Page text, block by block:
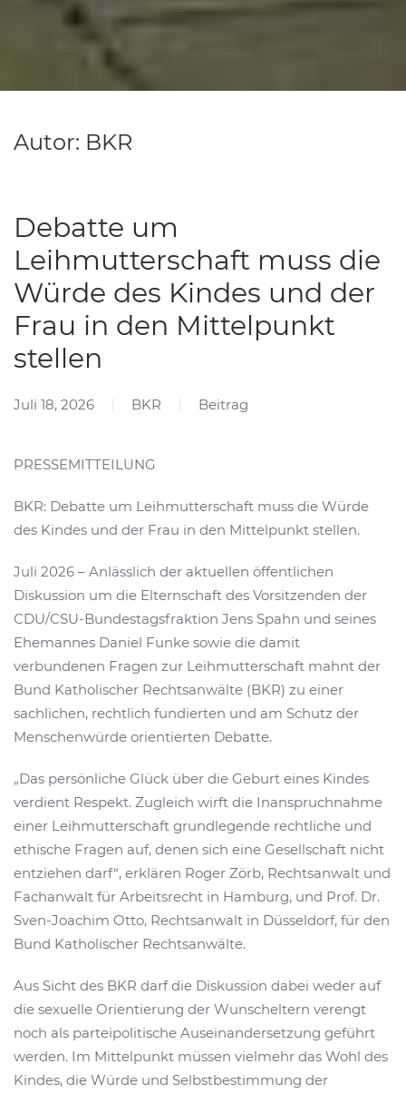
Autor: BKR
Debatte um
Leihmutterschaft muss die
Würde des Kindes und der
Frau in den Mittelpunkt
stellen
Juli 18, 2026 BKR Beitrag
PRESSEMITTEILUNG
BKR: Debatte um Leihmutterschaft muss die Würde
des Kindes und der Frau in den Mittelpunkt stellen.
Juli 2026 – Anlässlich der aktuellen öffentlichen
Diskussion um die Elternschaft des Vorsitzenden der
CDU/CSU-Bundestagsfraktion Jens Spahn und seines
Ehemannes Daniel Funke sowie die damit
verbundenen Fragen zur Leihmutterschaft mahnt der
Bund Katholischer Rechtsanwälte (BKR) zu einer
sachlichen, rechtlich fundierten und am Schutz der
Menschenwürde orientierten Debatte.
„Das persönliche Glück über die Geburt eines Kindes
verdient Respekt. Zugleich wirft die Inanspruchnahme
einer Leihmutterschaft grundlegende rechtliche und
ethische Fragen auf, denen sich eine Gesellschaft nicht
entziehen darf“, erklären Roger Zörb, Rechtsanwalt und
Fachanwalt für Arbeitsrecht in Hamburg, und Prof. Dr.
Sven-Joachim Otto, Rechtsanwalt in Düsseldorf, für den
Bund Katholischer Rechtsanwälte.
Aus Sicht des BKR darf die Diskussion dabei weder auf
die sexuelle Orientierung der Wunscheltern verengt
noch als parteipolitische Auseinandersetzung geführt
werden. Im Mittelpunkt müssen vielmehr das Wohl des
Kindes, die Würde und Selbstbestimmung der